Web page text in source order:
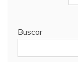
Buscar